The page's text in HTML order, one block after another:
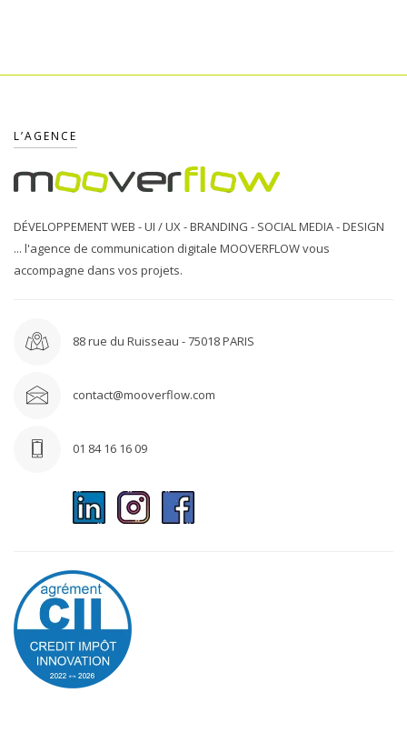
L’AGENCE
DÉVELOPPEMENT WEB - UI / UX - BRANDING - SOCIAL MEDIA - DESIGN
... l'agence de communication digitale MOOVERFLOW vous
accompagne dans vos projets.
88 rue du Ruisseau - 75018 PARIS
contact@mooverflow.com
01 84 16 16 09